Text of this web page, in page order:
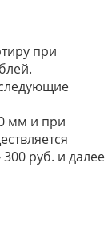
при
мм и при
руб. и далее